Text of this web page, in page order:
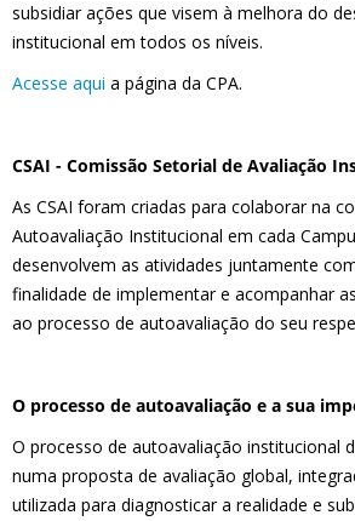
subsidiar ações que visem à melhora do
institucional em todos os níveis.
Acesse aqui a página da CPA.
CSAI - Comissão Setorial de Avaliação
As CSAI foram criadas para colaborar na
Autoavaliação Institucional em cada
desenvolvem as atividades juntamente
finalidade de implementar e acompanhar
ao processo de autoavaliação do seu
O processo de autoavaliação e a sua
O processo de autoavaliação institucional
numa proposta de avaliação global,
utilizada para diagnosticar a realidade e